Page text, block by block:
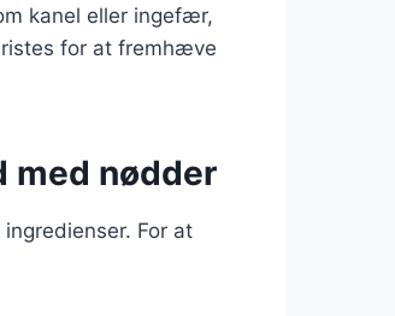
kanel eller ingefær,
for at fremhæve
med nødder
For at